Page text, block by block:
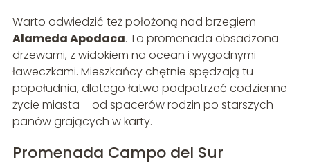
Warto odwiedzić też położoną nad brzegiem
Alameda Apodaca. To promenada obsadzona
drzewami, z widokiem na ocean i wygodnymi
ławeczkami. Mieszkańcy chętnie spędzają tu
popołudnia, dlatego łatwo podpatrzeć codzienne
życie miasta – od spacerów rodzin po starszych
panów grających w karty.
Promenada Campo del Sur